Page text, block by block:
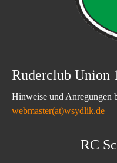
Ruderclub Union
Hinweise und Anregungen
webmaster(at)wsydlik.de
RC